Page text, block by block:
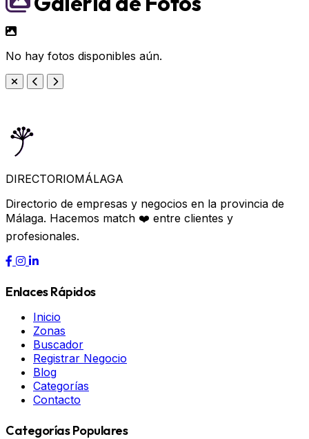
No hay fotos disponibles aún.
DIRECTORIOMÁLAGA
Directorio de empresas y negocios en la provincia de
Málaga. Hacemos match ❤️ entre clientes y
profesionales.
Enlaces Rápidos
Inicio
Zonas
Buscador
Registrar Negocio
Blog
Categorías
Contacto
Categorías Populares